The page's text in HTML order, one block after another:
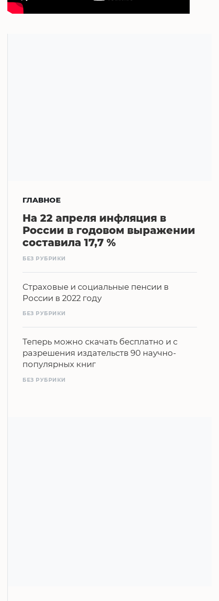
ГЛАВНОЕ
На 22 апреля инфляция в
России в годовом выражении
составила 17,7 %
БЕЗ РУБРИКИ
Страховые и социальные пенсии в
России в 2022 году
БЕЗ РУБРИКИ
Теперь можно скачать бесплатно и с
разрешения издательств 90 научно-
популярных книг
БЕЗ РУБРИКИ